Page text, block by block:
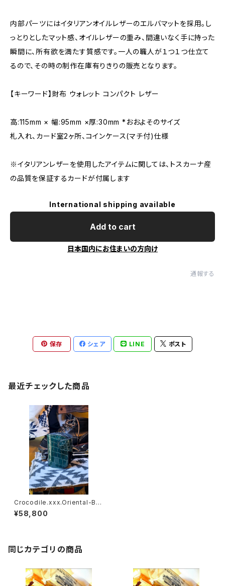
内部パーツにはイタリアンオイルレザーのエルバマットを採用。し
っとりとしたマット感、オイルレザーの重み、間違いなく手に持った
瞬間に、所有欲を満たす質感です。一人の職人が１つ１つ仕立て
るので、その時の制作在庫有りきりの販売となります。
【キーワード】財布 ウォレット コンパクト レザー
高:115mm × 幅:95mm ×厚:30mm *おおよそのサイズ
札入れ、カード室2ヶ所、コインケース(マチ付)仕様
※イタリアンレザーを使用したアイテムに関しては、トスカーナ産
の品質を保証するカードが付属します
International shipping available
Add to cart
日本国内にお住まいの方向け
通報する
保存 シェア LINE ポスト
最近チェックした商品
Crocodile.xxx.Oriental-Blu
e.Edition// JACK.RIDE.SSW
¥58,800
同じカテゴリの商品